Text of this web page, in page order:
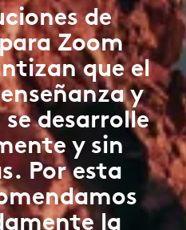
de
Zoom
que el
y
desarrolle
y sin
Por esta
la